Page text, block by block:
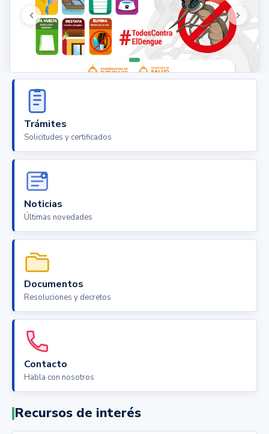
Trámites
Solicitudes y certificados
Noticias
Últimas novedades
Documentos
Resoluciones y decretos
Contacto
Habla con nosotros
Recursos de interés